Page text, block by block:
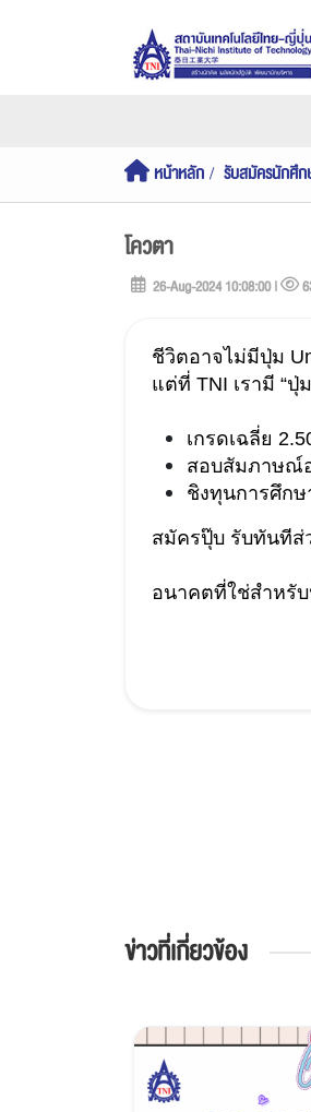
หน้าหลัก รับสมัครนักศึก
โควตา
26-Aug-2024 10:08:00 |
ชีวิตอาจไม่มีปุ่ม
แต่ที่ TNI เรามี “
เกรดเฉลี่ย
สอบสัมภาษณ์
ชิงทุนการศึกษ
สมัครปุ๊บ รับทันทีส่
อนาคตที่ใช่สำหรั
ข่าวที่เกี่ยวข้อง